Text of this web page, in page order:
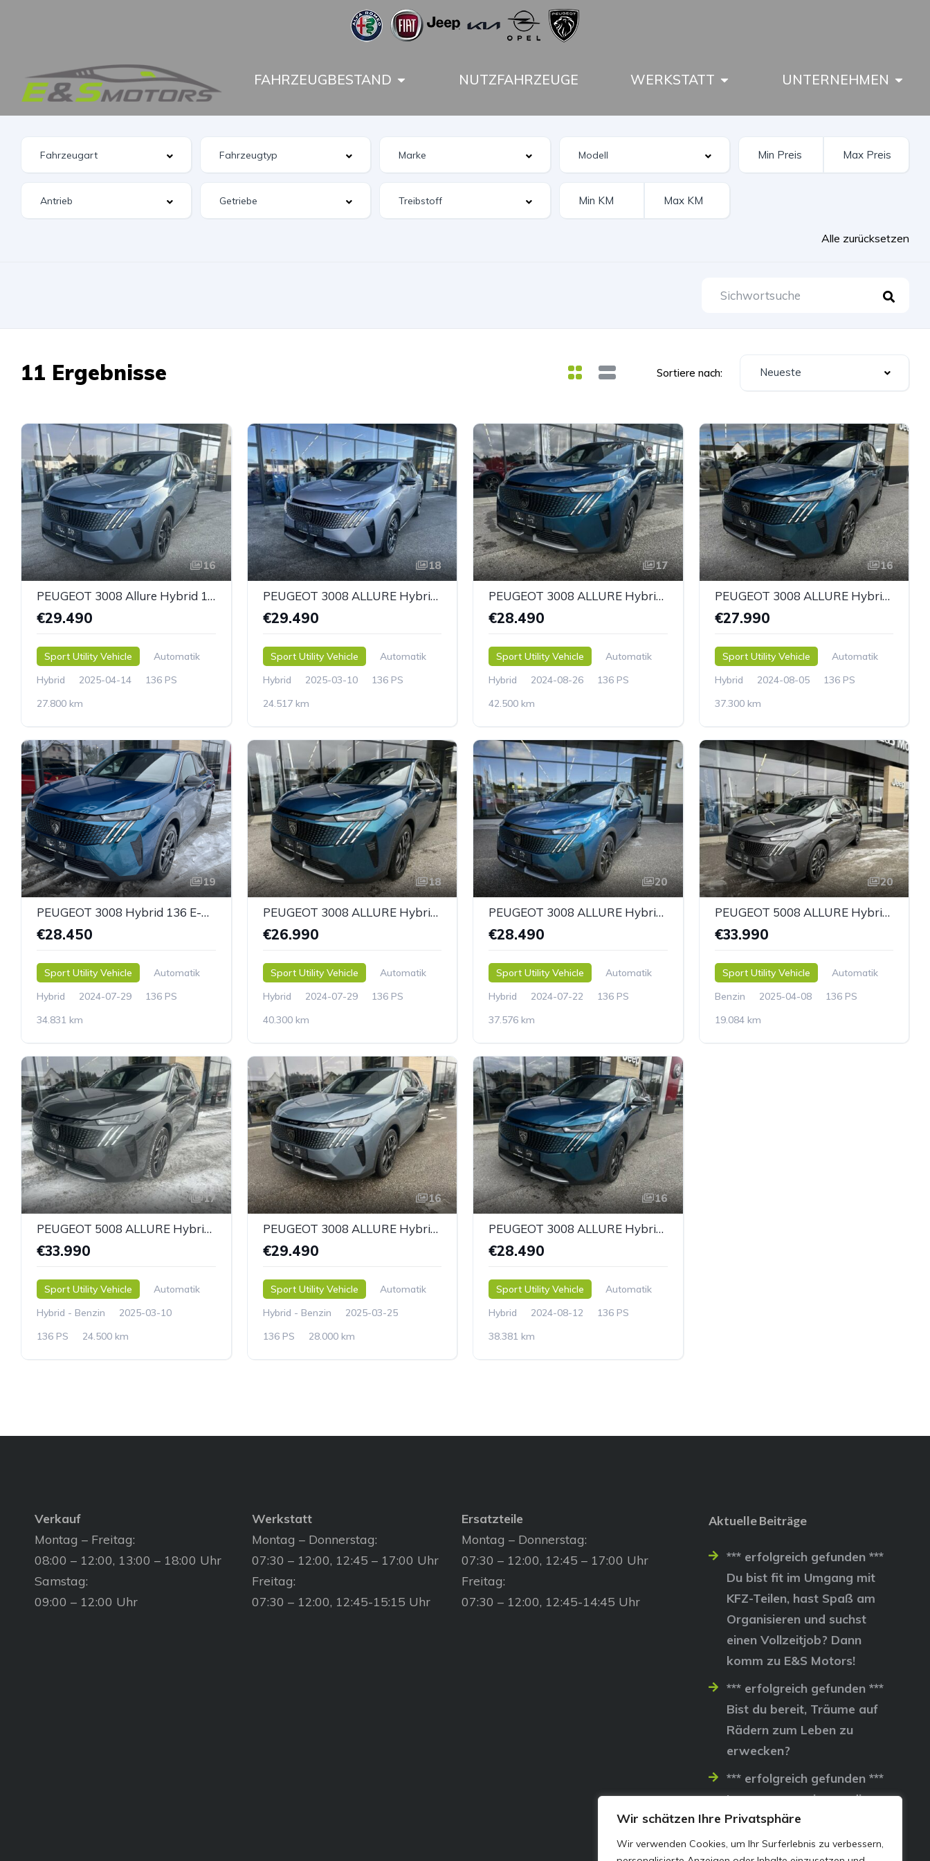
Wir schätzen Ihre Privatsphäre
Wir verwenden Cookies, um Ihr Surferlebnis zu verbessern,
FAHRZEUGBESTAND NUTZFAHRZEUGE WERKSTATT UNTERNEHMEN
Alle zurücksetzen
11 Ergebnisse Sortiere nach: Neueste
16
PEUGEOT 3008 Allure Hybrid 145 e-DCS6
€29.490
Sport Utility Vehicle
Automatik
Hybrid
2025-04-14
136 PS
27.800 km
18
PEUGEOT 3008 ALLURE Hybrid 136 e-DCS6
€29.490
Sport Utility Vehicle
Automatik
Hybrid
2025-03-10
136 PS
24.517 km
17
PEUGEOT 3008 ALLURE Hybrid 136 e-DCS6
€28.490
Sport Utility Vehicle
Automatik
Hybrid
2024-08-26
136 PS
42.500 km
16
PEUGEOT 3008 ALLURE Hybrid 136 e-DCS6
€27.990
Sport Utility Vehicle
Automatik
Hybrid
2024-08-05
136 PS
37.300 km
19
PEUGEOT 3008 Hybrid 136 E-CDS6 Allure Aut.
€28.450
Sport Utility Vehicle
Automatik
Hybrid
2024-07-29
136 PS
34.831 km
18
PEUGEOT 3008 ALLURE Hybrid 136 e-DCS6
€26.990
Sport Utility Vehicle
Automatik
Hybrid
2024-07-29
136 PS
40.300 km
20
PEUGEOT 3008 ALLURE Hybrid 136 e-DCS6
€28.490
Sport Utility Vehicle
Automatik
Hybrid
2024-07-22
136 PS
37.576 km
20
PEUGEOT 5008 ALLURE Hybrid 145 e-DCS6
€33.990
Sport Utility Vehicle
Automatik
Benzin
2025-04-08
136 PS
19.084 km
17
PEUGEOT 5008 ALLURE Hybrid 145 e-DCS6
€33.990
Sport Utility Vehicle
Automatik
Hybrid - Benzin
2025-03-10
136 PS
24.500 km
16
PEUGEOT 3008 ALLURE Hybrid 136 e-DCS6
€29.490
Sport Utility Vehicle
Automatik
Hybrid - Benzin
2025-03-25
136 PS
28.000 km
16
PEUGEOT 3008 ALLURE Hybrid 136 e-DCS6
€28.490
Sport Utility Vehicle
Automatik
Hybrid
2024-08-12
136 PS
38.381 km
Verkauf
Montag – Freitag:
08:00 – 12:00, 13:00 – 18:00 Uhr
Samstag:
09:00 – 12:00 Uhr
Werkstatt
Montag – Donnerstag:
07:30 – 12:00, 12:45 – 17:00 Uhr
Freitag:
07:30 – 12:00, 12:45-15:15 Uhr
Ersatzteile
Montag – Donnerstag:
07:30 – 12:00, 12:45 – 17:00 Uhr
Freitag:
07:30 – 12:00, 12:45-14:45 Uhr
Aktuelle Beiträge
*** erfolgreich gefunden ***
Du bist fit im Umgang mit
KFZ-Teilen, hast Spaß am
Organisieren und suchst
einen Vollzeitjob? Dann
komm zu E&S Motors!
*** erfolgreich gefunden ***
Bist du bereit, Träume auf
Rädern zum Leben zu
erwecken?
*** erfolgreich gefunden ***
Lass uns gemeinsam die
Straßen erobern…